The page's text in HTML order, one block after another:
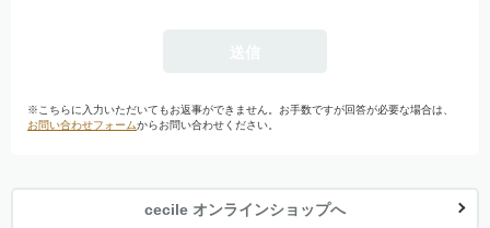
※こちらに入力いただいてもお返事ができません。お手数ですが回答が必要な場合は、
お問い合わせフォームからお問い合わせください。
cecile オンラインショップへ